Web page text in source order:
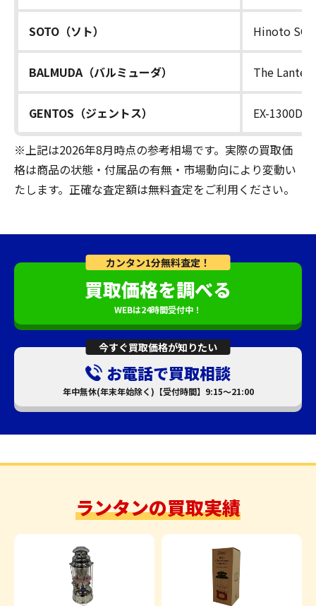
SOTO（ソト） Hinoto
BALMUDA（バルミューダ） The
GENTOS（ジェントス） EX-1300D
※上記は2026年8月時点の参考相場です。実際の買取価
格は商品の状態・付属品の有無・市場動向により変動い
たします。正確な査定額は無料査定をご利用ください。
カンタン1分無料査定！
買取価格を調べる
WEBは24時間受付中！
今すぐ買取価格が知りたい
お電話で買取相談
年中無休(年末年始除く)【受付時間】9:15～21:00
ランタンの買取実績